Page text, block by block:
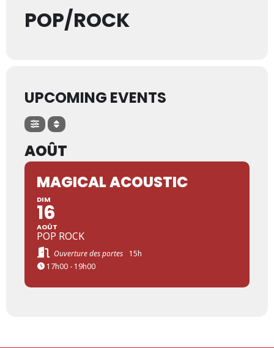
POP/ROCK
UPCOMING EVENTS
AOÛT
MAGICAL ACOUSTIC
DIM
16
AOÛT
POP ROCK
Ouverture des portes
15h
17h00 - 19h00